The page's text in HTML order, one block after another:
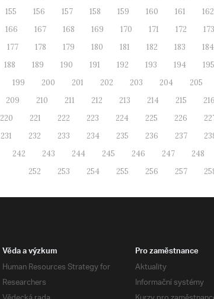
155
156 157 158 159 160 161 162
166
167 168 169 170 171 172 173
177
178 179 180 181 182 183 184
188
189 190 191 192 193 194 195
199
200 201 202 203 204 205
209
210 211 212 213 214 215 216
220
221 222 223 224 225 226
231
232 233 234 235 236 237
242
243 244 245 246 247 248
252
253 254 255 256 257
Věda a výzkum
Human Resources Strategy for
Researchers
Pro zaměstnance
Aktuality
Informační systémy